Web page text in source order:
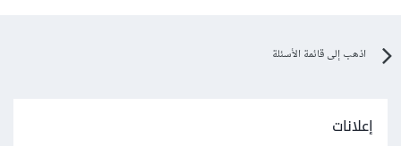
اذهب إلى قائمة الأسئلة
إعلانات